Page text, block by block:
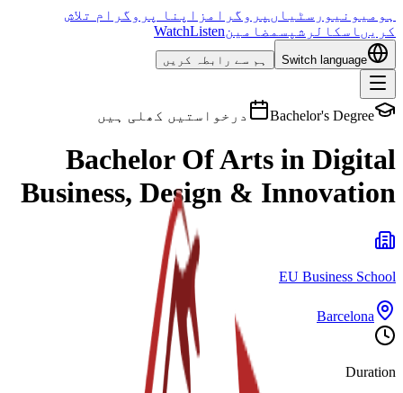
ہوم یونیورسٹیاں پروگرامز اپنا پروگرام تلاش
کریں اسکالرشپس مضامین WatchListen
Switch language ہم سے رابطہ کریں
Bachelor's Degree درخواستیں کھلی ہیں
Bachelor Of Arts in Digital
Business, Design & Innovation
EU Business School
Barcelona
Duration